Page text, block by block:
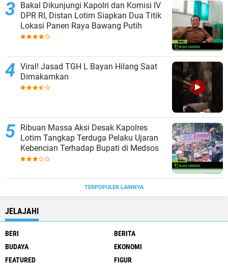
Bakal Dikunjungi Kapolri dan Komisi IV
DPR RI, Distan Lotim Siapkan Dua Titik
Lokasi Panen Raya Bawang Putih
Viral! Jasad TGH L Bayan Hilang Saat
Dimakamkan
Ribuan Massa Aksi Desak Kapolres
Lotim Tangkap Terduga Pelaku Ujaran
Kebencian Terhadap Bupati di Medsos
TERPOPULER LAINNYA
JELAJAHI
BERI
BERITA
BUDAYA
EKONOMI
FEATURED
FIGUR